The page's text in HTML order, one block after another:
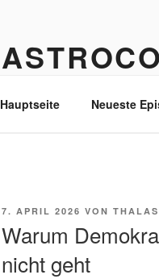
Hauptseite Neueste
VERÖFFENTLICHT
7. APRIL 2026 VON
Warum
nicht geht